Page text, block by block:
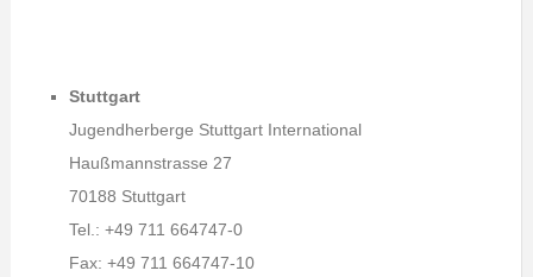
Stuttgart
Jugendherberge Stuttgart International
Haußmannstrasse 27
70188 Stuttgart
Tel.: +49 711 664747-0
Fax: +49 711 664747-10